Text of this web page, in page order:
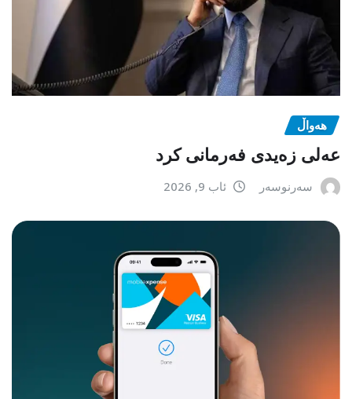
هەواڵ
عەلی زەیدی فەرمانی کرد
سەرنوسەر ئاب 9, 2026